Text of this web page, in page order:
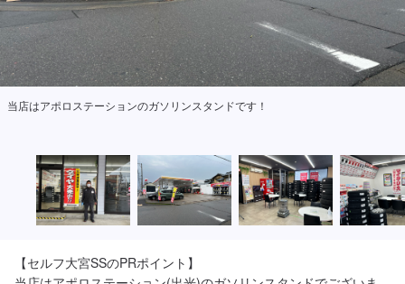
当店はアポロステーションのガソリンスタンドです！
【セルフ大宮SSのPRポイント】